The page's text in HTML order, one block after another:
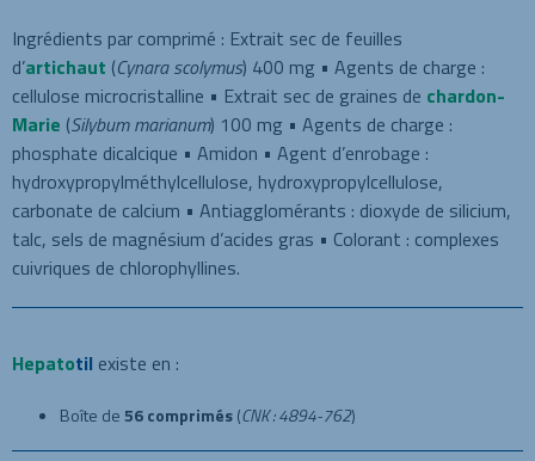
Ingrédients par comprimé : Extrait sec de feuilles
d’artichaut (Cynara scolymus) 400 mg • Agents de charge :
cellulose microcristalline • Extrait sec de graines de chardon-
Marie (Silybum marianum) 100 mg • Agents de charge :
phosphate dicalcique • Amidon • Agent d’enrobage :
hydroxypropylméthylcellulose, hydroxypropylcellulose,
carbonate de calcium • Antiagglomérants : dioxyde de silicium,
talc, sels de magnésium d’acides gras • Colorant : complexes
cuivriques de chlorophyllines.
Hepatotil existe en :
Boîte de 56 comprimés(CNK : 4894-762)